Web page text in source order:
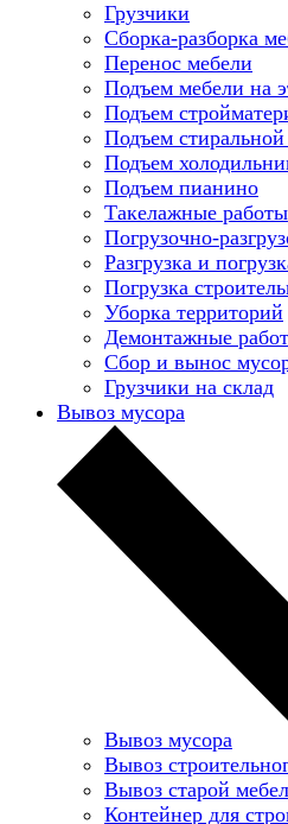
Грузчики
Сборка-разборка
Перенос мебели
Подъем мебели на
Подъем
Подъем
Подъем
Подъем пианино
Такелажные работы
Погрузочно-
Разгрузка и
Погрузка
Уборка территорий
Демонтажные
Сбор и вынос
Грузчики на склад
Вывоз мусора
Вывоз мусора
Вывоз
Вывоз старой
Контейнер для